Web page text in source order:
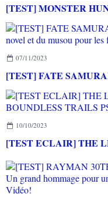
07/11/2023
10/10/2023